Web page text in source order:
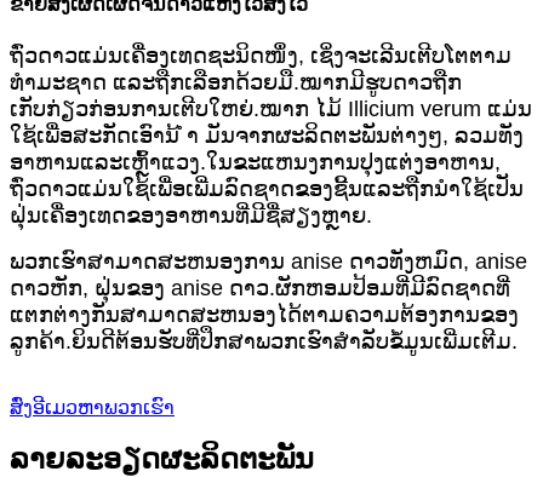
ຂາຍສົ່ງເຜັດເຜັດຈີນດາວແຫ້ງໄວສົ່ງໄວ
ຖົ່ວດາວແມ່ນເຄື່ອງເທດຊະນິດໜຶ່ງ, ເຊິ່ງຈະເລີນເຕີບໂຕຕາມ
ທຳມະຊາດ ແລະຖືກເລືອກດ້ວຍມື.ໝາກມີຮູບດາວຖືກ
ເກັບກ່ຽວກ່ອນການເຕີບໃຫຍ່.ໝາກ ໄມ້ Illicium verum ແມ່ນ
ໃຊ້ເພື່ອສະກັດເອົານ້ ຳ ມັນຈາກຜະລິດຕະພັນຕ່າງໆ, ລວມທັງ
ອາຫານແລະເຫຼົ້າແວງ.ໃນຂະແຫນງການປຸງແຕ່ງອາຫານ,
ຖົ່ວດາວແມ່ນໃຊ້ເພື່ອເພີ່ມລົດຊາດຂອງຊີ້ນແລະຖືກນໍາໃຊ້ເປັນ
ຝຸ່ນເຄື່ອງເທດຂອງອາຫານທີ່ມີຊື່ສຽງຫຼາຍ.
ພວກ​ເຮົາ​ສາ​ມາດ​ສະ​ຫນອງ​ການ anise ດາວ​ທັງ​ຫມົດ​, anise
ດາວ​ຫັກ​, ຝຸ່ນ​ຂອງ anise ດາວ​.ຜັກຫອມປ້ອມທີ່ມີລົດຊາດທີ່
ແຕກຕ່າງກັນສາມາດສະຫນອງໄດ້ຕາມຄວາມຕ້ອງການຂອງ
ລູກຄ້າ.ຍິນດີຕ້ອນຮັບທີ່ປຶກສາພວກເຮົາສໍາລັບຂໍ້ມູນເພີ່ມເຕີມ.
ສົ່ງອີເມວຫາພວກເຮົາ
ລາຍລະອຽດຜະລິດຕະພັນ